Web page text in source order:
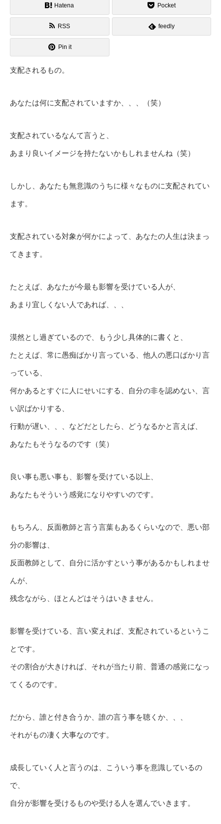
Hatena Pocket
RSS feedly
Pin it
支配されるもの。
あなたは何に支配されていますか、、、（笑）
支配されているなんて言うと、
あまり良いイメージを持たないかもしれませんね（笑）
しかし、あなたも無意識のうちに様々なものに支配されてい
ます。
支配されている対象が何かによって、あなたの人生は決まっ
てきます。
たとえば、あなたが今最も影響を受けている人が、
あまり宜しくない人であれば、、、
漠然とし過ぎているので、もう少し具体的に書くと、
たとえば、常に愚痴ばかり言っている、他人の悪口ばかり言
っている、
何かあるとすぐに人にせいにする、自分の非を認めない、言
い訳ばかりする、
行動が遅い、、、などだとしたら、どうなるかと言えば、
あなたもそうなるのです（笑）
良い事も悪い事も、影響を受けている以上、
あなたもそういう感覚になりやすいのです。
もちろん、反面教師と言う言葉もあるくらいなので、悪い部
分の影響は、
反面教師として、自分に活かすという事があるかもしれませ
んが、
残念ながら、ほとんどはそうはいきません。
影響を受けている、言い変えれば、支配されているというこ
とです。
その割合が大きければ、それが当たり前、普通の感覚になっ
てくるのです。
だから、誰と付き合うか、誰の言う事を聴くか、、、
それがもの凄く大事なのです。
成長していく人と言うのは、こういう事を意識しているの
で、
自分が影響を受けるものや受ける人を選んでいきます。